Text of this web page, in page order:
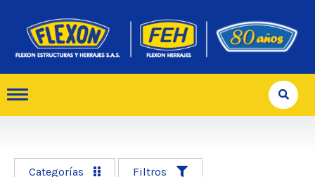
Categorías Filtros